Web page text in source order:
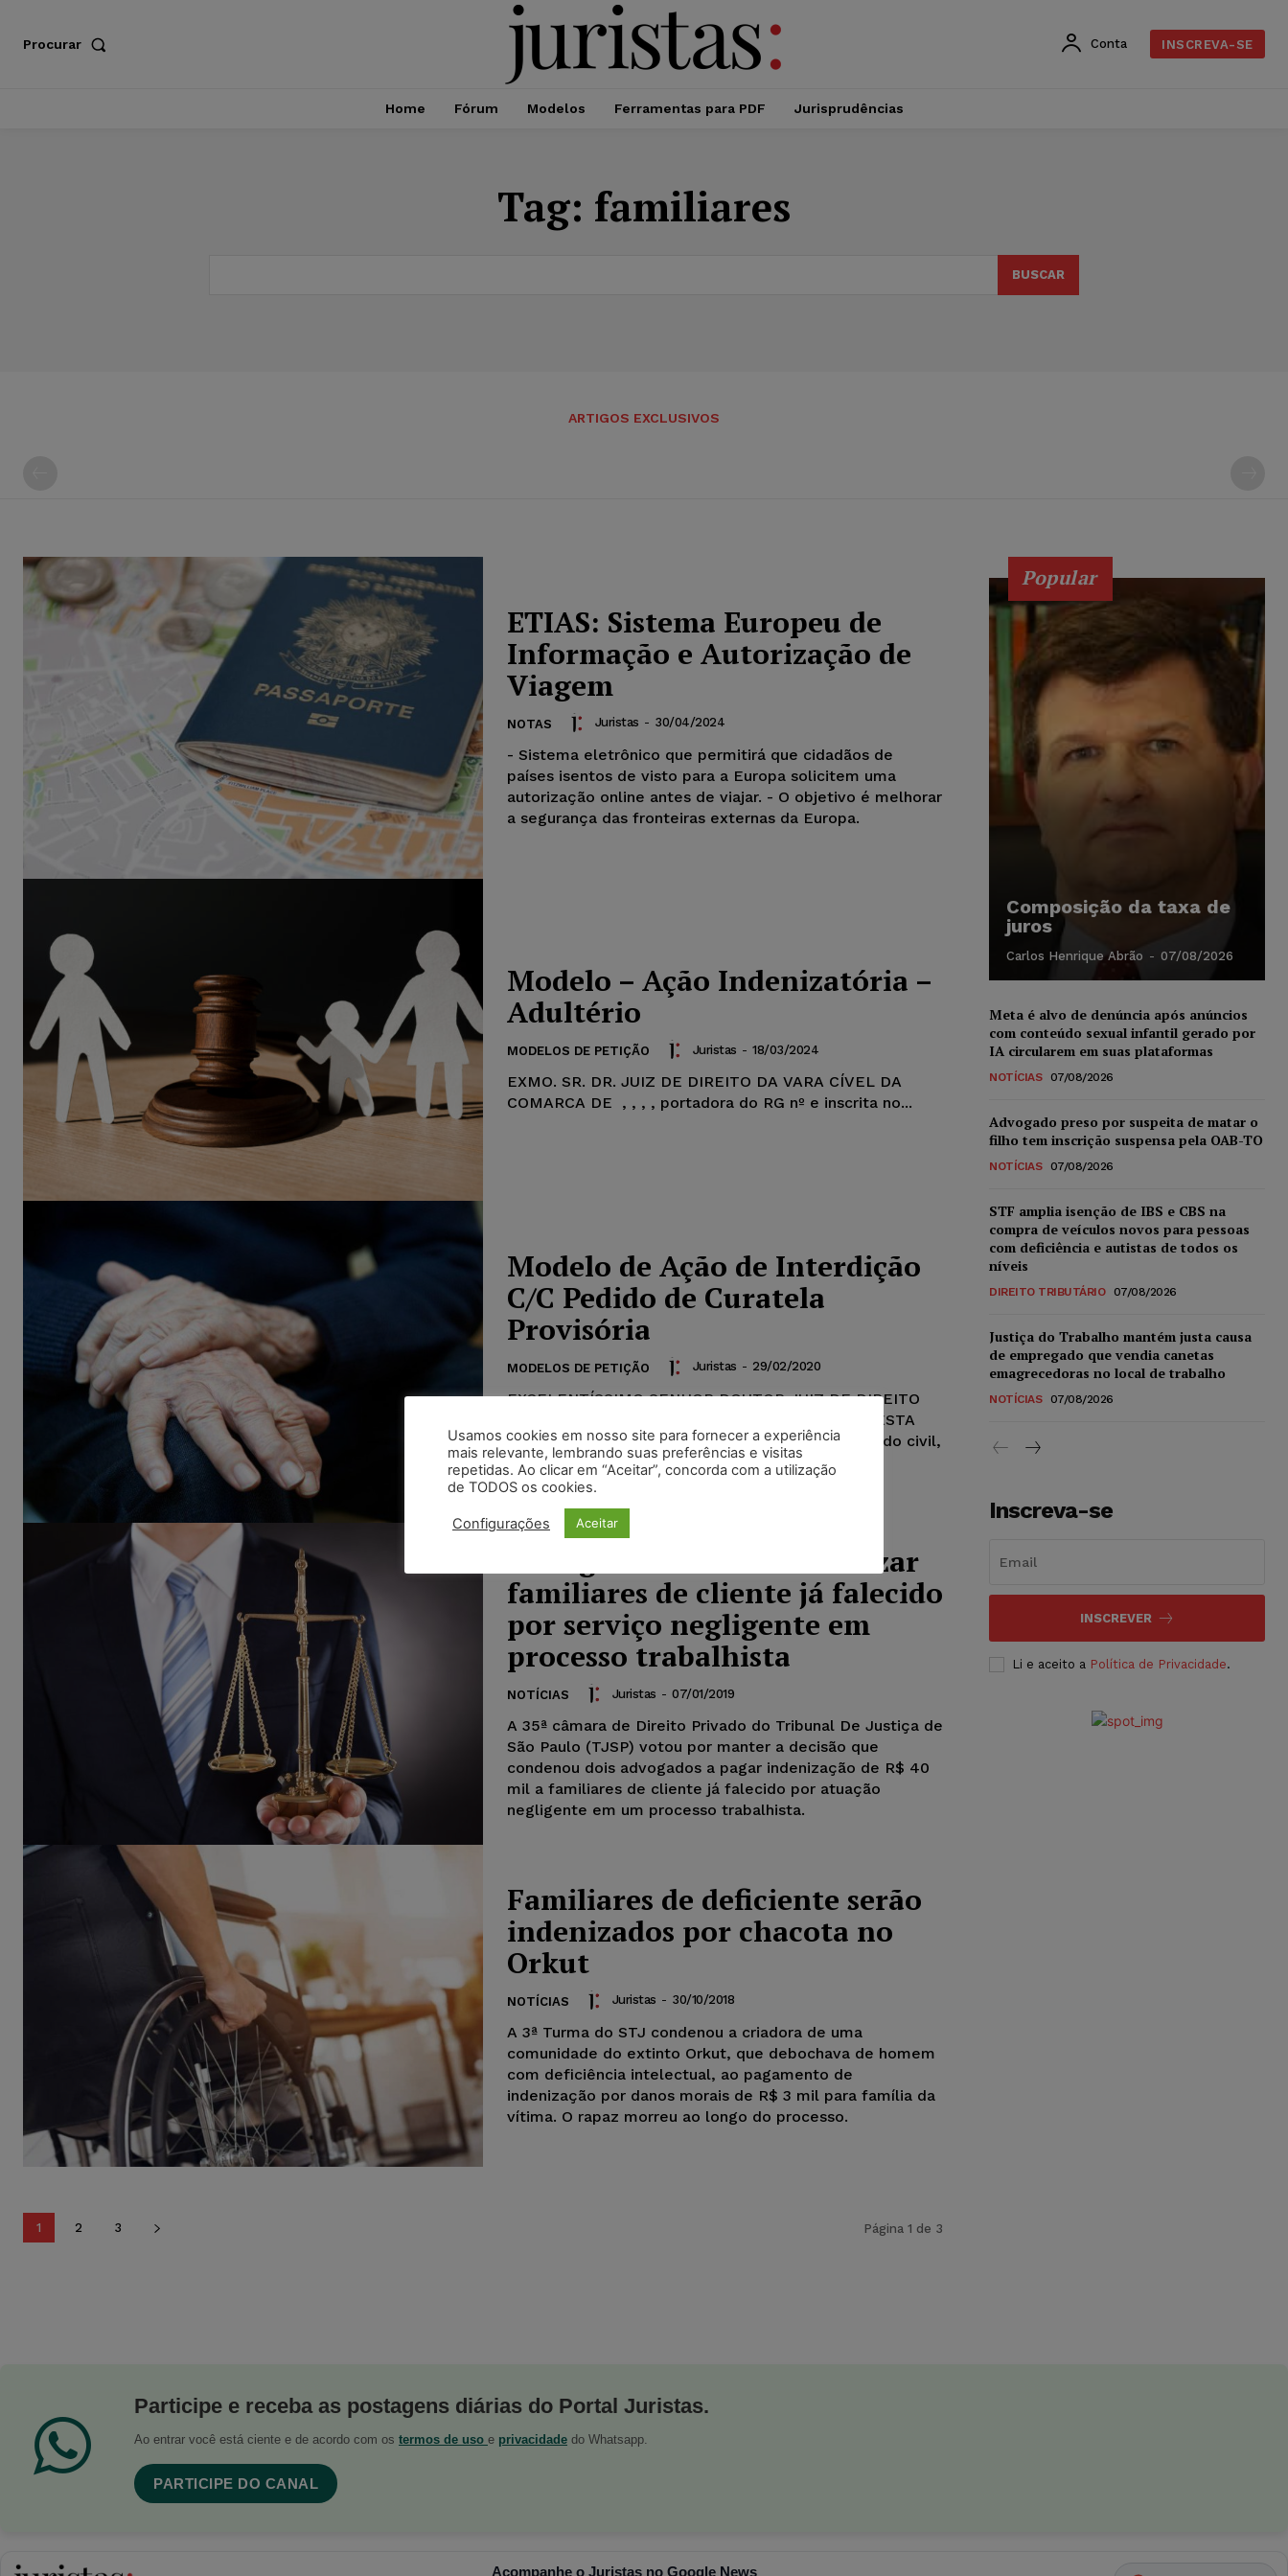
Procurar Conta INSCREVA-SE
Home Fórum Modelos Ferramentas para PDF Jurisprudências
Tag: familiares
BUSCAR
ARTIGOS EXCLUSIVOS
ETIAS: Sistema Europeu de
Informação e Autorização de
Viagem
NOTAS Juristas - 30/04/2024
- Sistema eletrônico que permitirá que cidadãos de
países isentos de visto para a Europa solicitem uma
autorização online antes de viajar. - O objetivo é melhorar
a segurança das fronteiras externas da Europa.
Modelo – Ação Indenizatória –
Adultério
MODELOS DE PETIÇÃO Juristas - 18/03/2024
EXMO. SR. DR. JUIZ DE DIREITO DA VARA CÍVEL DA
COMARCA DE , , , , portadora do RG nº e inscrita no...
Modelo de Ação de Interdição
C/C Pedido de Curatela
Provisória
MODELOS DE PETIÇÃO Juristas - 29/02/2020
EXCELENTÍSSIMO SENHOR DOUTOR JUIZ DE DIREITO
DA VARA DE FEITOS ESPECIAIS DA COMARCA DESTA
CAPITAL/PB PARTE AUTORA, nacionalidade, estado civil,
profissão, CPF XXXXXX, e-mail (correio...
Advogados deverão indenizar
familiares de cliente já falecido
por serviço negligente em
processo trabalhista
NOTÍCIAS Juristas - 07/01/2019
A 35ª câmara de Direito Privado do Tribunal De Justiça de
São Paulo (TJSP) votou por manter a decisão que
condenou dois advogados a pagar indenização de R$ 40
mil a familiares de cliente já falecido por atuação
negligente em um processo trabalhista.
Familiares de deficiente serão
indenizados por chacota no
Orkut
NOTÍCIAS Juristas - 30/10/2018
A 3ª Turma do STJ condenou a criadora de uma
comunidade do extinto Orkut, que debochava de homem
com deficiência intelectual, ao pagamento de
indenização por danos morais de R$ 3 mil para família da
vítima. O rapaz morreu ao longo do processo.
1 2 3 Página 1 de 3
Popular
Composição da taxa de
juros
Carlos Henrique Abrão - 07/08/2026
Meta é alvo de denúncia após anúncios
com conteúdo sexual infantil gerado por
IA circularem em suas plataformas
NOTÍCIAS 07/08/2026
Advogado preso por suspeita de matar o
filho tem inscrição suspensa pela OAB-TO
NOTÍCIAS 07/08/2026
STF amplia isenção de IBS e CBS na
compra de veículos novos para pessoas
com deficiência e autistas de todos os
níveis
DIREITO TRIBUTÁRIO 07/08/2026
Justiça do Trabalho mantém justa causa
de empregado que vendia canetas
emagrecedoras no local de trabalho
NOTÍCIAS 07/08/2026
Inscreva-se
INSCREVER
Li e aceito a Política de Privacidade.
Participe e receba as postagens diárias do Portal Juristas.
Ao entrar você está ciente e de acordo com os termos de uso e privacidade do Whatsapp.
PARTICIPE DO CANAL
Acompanhe o Juristas no Google News
Usamos cookies em nosso site para fornecer a experiência
mais relevante, lembrando suas preferências e visitas
repetidas. Ao clicar em “Aceitar”, concorda com a utilização
de TODOS os cookies.
Configurações Aceitar